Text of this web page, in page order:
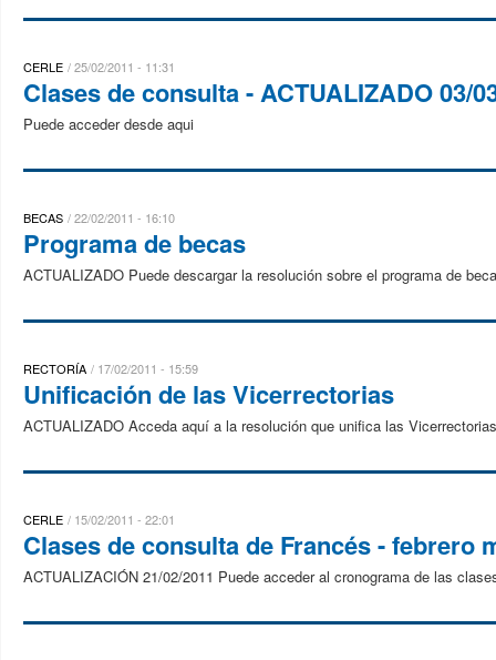
CERLE 25/02/2011 - 11:31
Clases de consulta - ACTUALIZADO 03/
Puede acceder desde aqui
BECAS 22/02/2011 - 16:10
Programa de becas
ACTUALIZADO Puede descargar la resolución sobre el programa de
RECTORÍA 17/02/2011 - 15:59
Unificación de las Vicerrectorias
ACTUALIZADO Acceda aquí a la resolución que unifica las
CERLE 15/02/2011 - 22:01
Clases de consulta de Francés - febrero
ACTUALIZACIÓN 21/02/2011 Puede acceder al cronograma de las